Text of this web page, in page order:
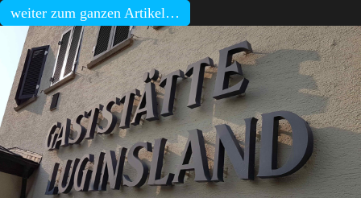
weiter zum ganzen Artikel…